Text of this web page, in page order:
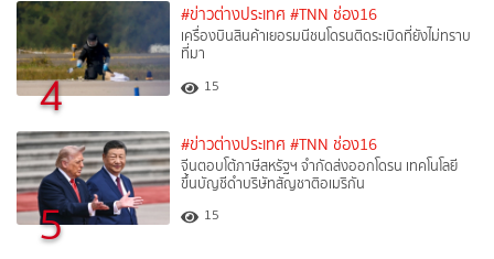
4
#ข่าวต่างประเทศ #TNN ช่อง16
เครื่องบินสินค้าเยอรมนีชนโดรนติดระเบิดที่ยังไม่ทราบ
ที่มา
15
5
#ข่าวต่างประเทศ #TNN ช่อง16
จีนตอบโต้ภาษีสหรัฐฯ จำกัดส่งออกโดรน เทคโนโลยี
ขึ้นบัญชีดำบริษัทสัญชาติอเมริกัน
15